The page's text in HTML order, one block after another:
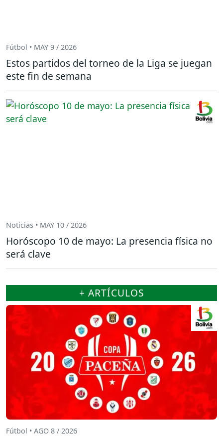
Fútbol • MAY 9 / 2026
Estos partidos del torneo de la Liga se juegan
este fin de semana
Noticias • MAY 10 / 2026
Horóscopo 10 de mayo: La presencia física no
será clave
+ ARTÍCULOS
Fútbol • AGO 8 / 2026